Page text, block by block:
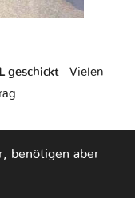
geschickt - Vielen
benötigen aber